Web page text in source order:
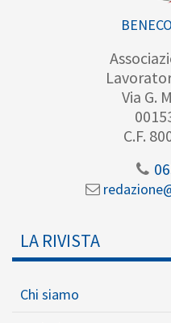
Via G.
C.F.
LA RIVISTA
Chi siamo